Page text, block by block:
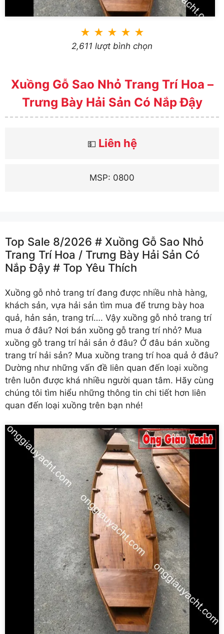
★ ★ ★ ★ ★
2,611 lượt bình chọn
Xuồng Gỗ Sao Nhỏ Trang Trí Hoa –
Trưng Bày Hải Sản Có Nắp Đậy
💵 Liên hệ
MSP: 0800
Top Sale 8/2026 # Xuồng Gỗ Sao Nhỏ
Trang Trí Hoa /️ Trưng Bày Hải Sản Có
Nắp Đậy # Top Yêu Thích
Xuồng gỗ nhỏ trang trí đang được nhiều nhà hàng,
khách sản, vựa hải sản tìm mua để trưng bày hoa
quả, hản sản, trang trí…. Vậy xuồng gỗ nhỏ trang trí
mua ở đâu? Nơi bán xuồng gỗ trang trí nhỏ? Mua
xuồng gỗ trang trí hải sản ở đâu? Ở đâu bán xuồng
trang trí hải sản? Mua xuồng trang trí hoa quả ở đâu?
Dường như những vấn đề liên quan đến loại xuồng
trên luôn được khá nhiều người quan tâm. Hãy cùng
chúng tôi tìm hiểu những thông tin chi tiết hơn liên
quan đến loại xuồng trên bạn nhé!